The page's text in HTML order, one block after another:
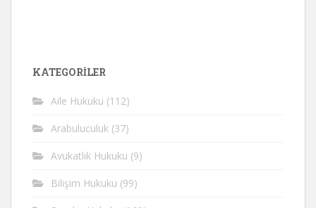
KATEGORİLER
Aile Hukuku (112)
Arabuluculuk (37)
Avukatlık Hukuku (9)
Bilişim Hukuku (99)